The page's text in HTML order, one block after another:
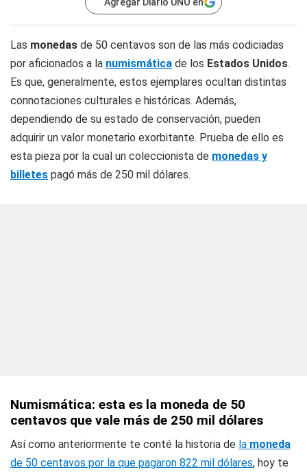
Las monedas de 50 centavos son de las más codiciadas
por aficionados a la numismática de los Estados Unidos.
Es que, generalmente, estos ejemplares ocultan distintas
connotaciones culturales e históricas. Además,
dependiendo de su estado de conservación, pueden
adquirir un valor monetario exorbitante. Prueba de ello es
esta pieza por la cual un coleccionista de monedas y
billetes pagó más de 250 mil dólares.
Numismática: esta es la moneda de 50
centavos que vale más de 250 mil dólares
Así como anteriormente te conté la historia de la moneda
de 50 centavos por la que pagaron 822 mil dólares, hoy te